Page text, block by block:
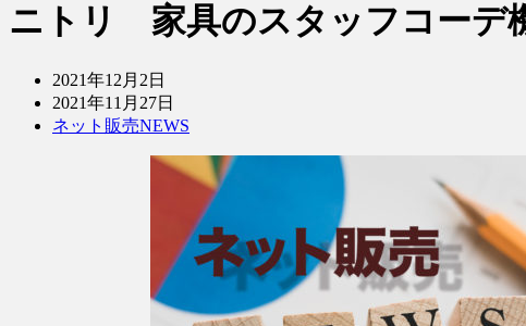
ニトリ 家具のスタッフコーデ
2021年12月2日
2021年11月27日
ネット販売NEWS